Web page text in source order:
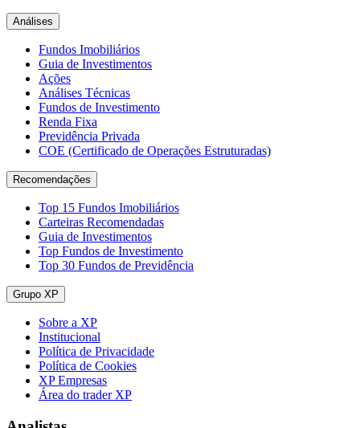
Análises
Fundos Imobiliários
Guia de Investimentos
Ações
Análises Técnicas
Fundos de Investimento
Renda Fixa
Previdência Privada
COE (Certificado de Operações Estruturadas)
Recomendações
Top 15 Fundos Imobiliários
Carteiras Recomendadas
Guia de Investimentos
Top Fundos de Investimento
Top 30 Fundos de Previdência
Grupo XP
Sobre a XP
Institucional
Política de Privacidade
Política de Cookies
XP Empresas
Área do trader XP